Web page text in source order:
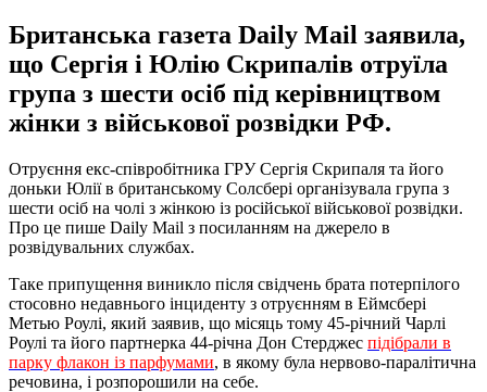
Британська газета Daily Mail заявила,
що Сергія і Юлію Скрипалів отруїла
група з шести осіб під керівництвом
жінки з військової розвідки РФ.
Отруєння екс-співробітника ГРУ Сергія Скрипаля та його
доньки Юлії в британському Солсбері організувала група з
шести осіб на чолі з жінкою із російської військової розвідки.
Про це пише Daily Mail з посиланням на джерело в
розвідувальних службах.
Таке припущення виникло після свідчень брата потерпілого
стосовно недавнього інциденту з отруєнням в Еймсбері
Метью Роулі, який заявив, що місяць тому 45-річний Чарлі
Роулі та його партнерка 44-річна Дон Стерджес підібрали в
парку флакон із парфумами, в якому була нервово-паралітична
речовина, і розпорошили на себе.